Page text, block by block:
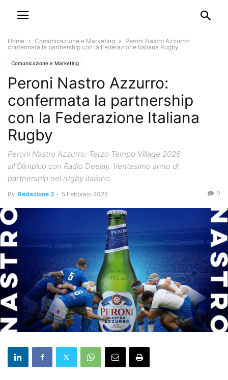
Home Comunicazione e Marketing
Peroni Nastro Azzurro:
confermata la partnership con la Federazione Italiana Rugby
Comunicazione e Marketing
Peroni Nastro Azzurro:
confermata la partnership
con la Federazione Italiana
Rugby
Peroni Nastro Azzurro: Terzo Tempo Village 2026
all'Olimpico con Radio Deejay. Ventesimo anno di
partnership nel rugby italiano.
By Redazione 2 - 5 Febbraio 2026 0